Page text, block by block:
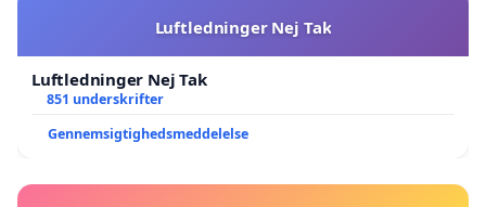
Luftledninger Nej Tak
Luftledninger Nej Tak
851 underskrifter
Gennemsigtighedsmeddelelse